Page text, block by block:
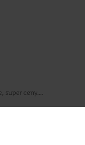
super ceny....